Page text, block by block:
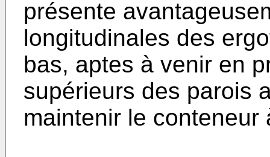
présente
longitudinales des
bas, aptes à venir en
supérieurs des parois
maintenir le conteneur